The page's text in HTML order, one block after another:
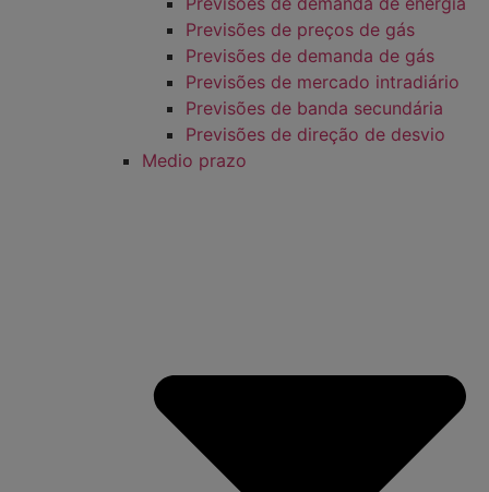
Previsões de preços de gás
Previsões de demanda de gás
Previsões de mercado intradiário
Previsões de banda secundária
Previsões de direção de desvio
Medio prazo